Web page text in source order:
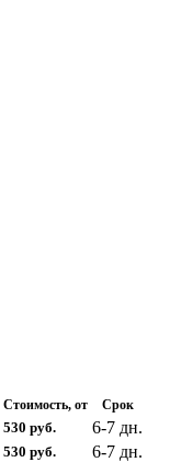
Стоимость, от Срок
530 руб. 6-7 дн.
530 руб. 6-7 дн.